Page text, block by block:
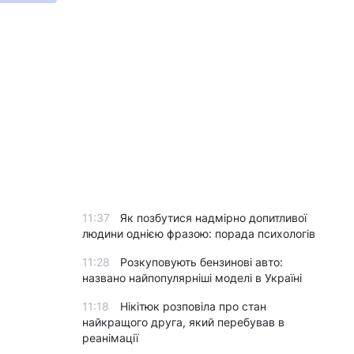
11:37
Як позбутися надмірно допитливої
людини однією фразою: порада психологів
11:28
Розкуповують бензинові авто:
названо найпопулярніші моделі в Україні
11:18
Нікітюк розповіла про стан
найкращого друга, який перебував в
реанімації